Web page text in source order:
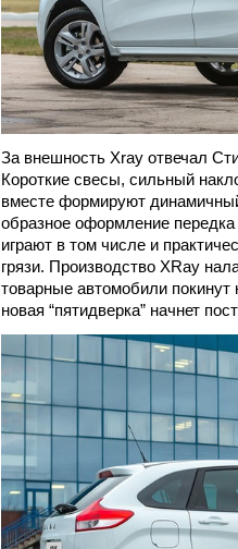
За внешность Xray отвечал
Короткие свесы, сильный
вместе формируют
образное оформление
играют в том числе и
грязи. Производство XRay
товарные автомобили покинут
новая “пятидверка” начнет